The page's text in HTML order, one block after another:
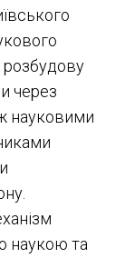
розбудову
через
науковими
наукою та